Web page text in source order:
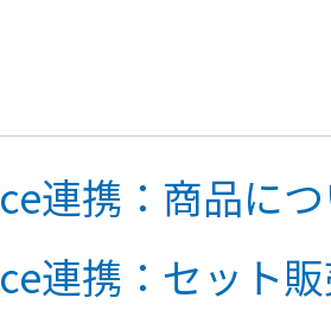
連携：商品に
連携：セット